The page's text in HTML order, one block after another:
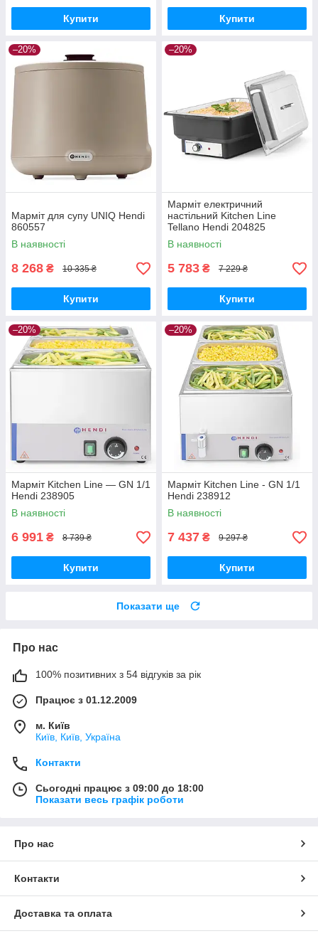
Купити Купити
–20%
Марміт для супу UNIQ Hendi
860557
В наявності
8 268 ₴ 10 335 ₴
Купити
–20%
Марміт електричний
настільний Kitchen Line
Tellano Hendi 204825
В наявності
5 783 ₴ 7 229 ₴
Купити
–20%
Марміт Kitchen Line — GN 1/1
Hendi 238905
В наявності
6 991 ₴ 8 739 ₴
Купити
–20%
Марміт Kitchen Line - GN 1/1
Hendi 238912
В наявності
7 437 ₴ 9 297 ₴
Купити
Показати ще
Про нас
100% позитивних з 54 відгуків за рік
Працює з 01.12.2009
м. Київ
Київ, Київ, Україна
Контакти
Сьогодні працює з 09:00 до 18:00
Показати весь графік роботи
Про нас
Контакти
Доставка та оплата